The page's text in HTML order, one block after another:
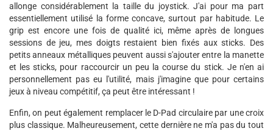
allonge considérablement la taille du joystick. J'ai pour ma part
essentiellement utilisé la forme concave, surtout par habitude. Le
grip est encore une fois de qualité ici, même après de longues
sessions de jeu, mes doigts restaient bien fixés aux sticks. Des
petits anneaux métalliques peuvent aussi s'ajouter entre la manette
et les sticks, pour raccourcir un peu la course du stick. Je n'en ai
personnellement pas eu l'utilité, mais j'imagine que pour certains
jeux à niveau compétitif, ça peut être intéressant !
Enfin, on peut également remplacer le D-Pad circulaire par une croix
plus classique. Malheureusement, cette dernière ne m'a pas du tout